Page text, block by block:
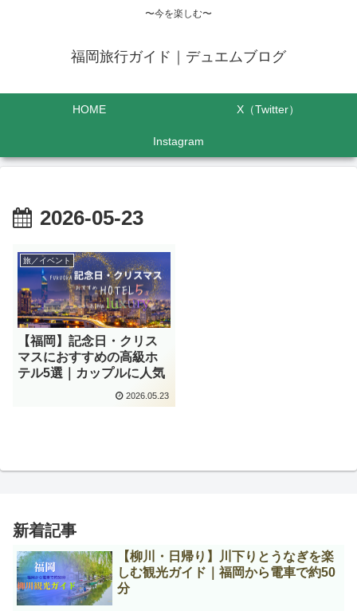
〜今を楽しむ〜
福岡旅行ガイド｜デュエムブログ
HOME X（Twitter）
Instagram
2026-05-23
旅／イベント
【福岡】記念日・クリス
マスにおすすめの高級ホ
テル5選｜カップルに人気
2026.05.23
新着記事
【柳川・日帰り】川下りとうなぎを楽
しむ観光ガイド｜福岡から電車で約50
分